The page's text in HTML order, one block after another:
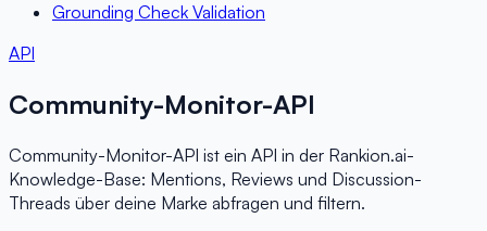
Grounding Check Validation
API
Community-Monitor-API
Community-Monitor-API ist ein API in der Rankion.ai-
Knowledge-Base: Mentions, Reviews und Discussion-
Threads über deine Marke abfragen und filtern.